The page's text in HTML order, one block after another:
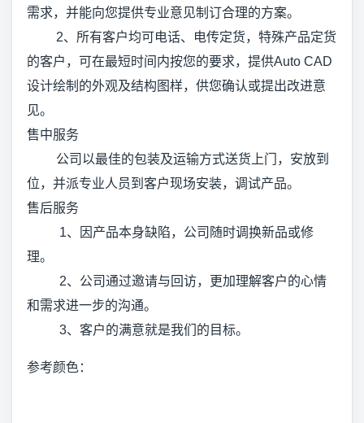
需求，并能向您提供专业意见制订合理的方案。
2、所有客户均可电话、电传定货，特殊产品定货
的客户，可在最短时间内按您的要求，提供Auto CAD
设计绘制的外观及结构图样，供您确认或提出改进意
见。
售中服务
公司以最佳的包装及运输方式送货上门，安放到
位，并派专业人员到客户现场安装，调试产品。
售后服务
1、因产品本身缺陷，公司随时调换新品或修
理。
2、公司通过邀请与回访，更加理解客户的心情
和需求进一步的沟通。
3、客户的满意就是我们的目标。
参考颜色：